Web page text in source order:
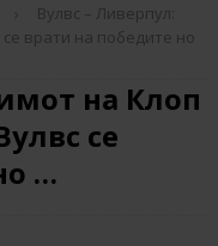
Вулвс – Ливерпул:
врати на победите но
на Клоп
се
…